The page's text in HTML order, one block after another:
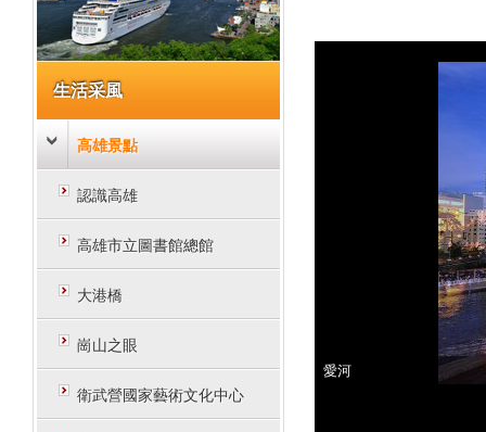
生活采風
高雄景點
認識高雄
高雄市立圖書館總館
大港橋
崗山之眼
衛武營國家藝術文化中心
愛河
愛河